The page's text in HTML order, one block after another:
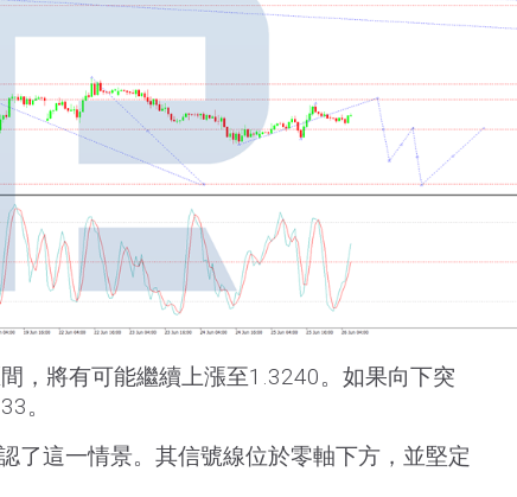
，將有可能繼續上漲至1.3240。如果向下突
。
了這一情景。其信號線位於零軸下方，並堅定